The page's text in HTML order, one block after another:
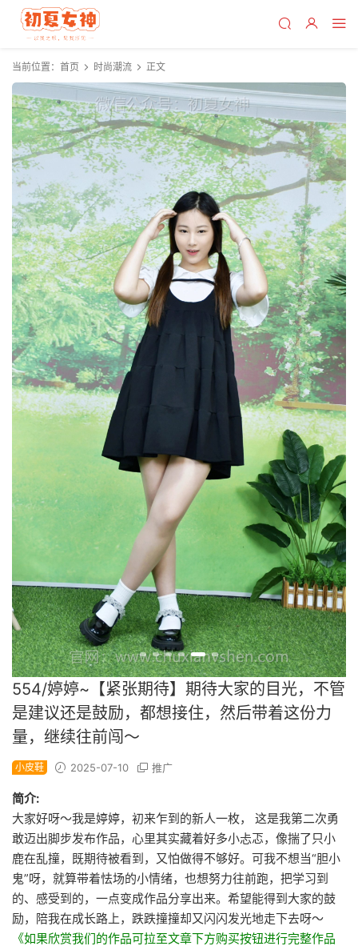
当前位置： 首页 时尚潮流 正文
554/婷婷~【紧张期待】期待大家的目光，不管
是建议还是鼓励，都想接住，然后带着这份力
量，继续往前闯～
小皮鞋 2025-07-10 推广
简介:
大家好呀～我是婷婷，初来乍到的新人一枚， 这是我第二次勇
敢迈出脚步发布作品，心里其实藏着好多小忐忑，像揣了只小
鹿在乱撞，既期待被看到，又怕做得不够好。可我不想当“胆小
鬼”呀，就算带着怯场的小情绪，也想努力往前跑，把学习到
的、感受到的，一点变成作品分享出来。希望能得到大家的鼓
励，陪我在成长路上，跌跌撞撞却又闪闪发光地走下去呀～
《如果欣赏我们的作品可拉至文章下方购买按钮进行完整作品